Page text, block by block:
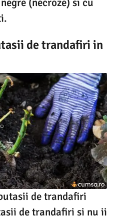
de trandafiri in
de trandafiri
de trandafiri si nu ii